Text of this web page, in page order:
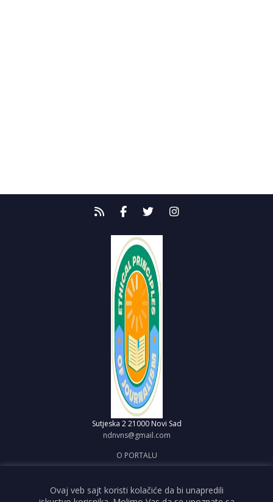
Sutjeska 2 21000 Novi Sad
ndnvns@gmail.com
O PORTALU
OBJAVI VEST
Ovaj veb sajt koristi kolačiće da bi unapredili